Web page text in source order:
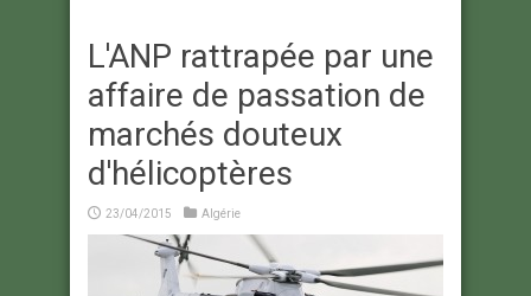
L'ANP rattrapée par une
affaire de passation de
marchés douteux
d'hélicoptères
23/04/2015 Algérie